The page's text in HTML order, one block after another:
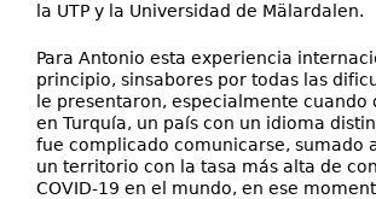
la UTP y la Universidad de Mälardalen.
Para Antonio esta experiencia
principio, sinsabores por todas las
le presentaron, especialmente cuando
en Turquía, un país con un idioma
fue complicado comunicarse, sumado
un territorio con la tasa más alta de
COVID-19 en el mundo, en ese